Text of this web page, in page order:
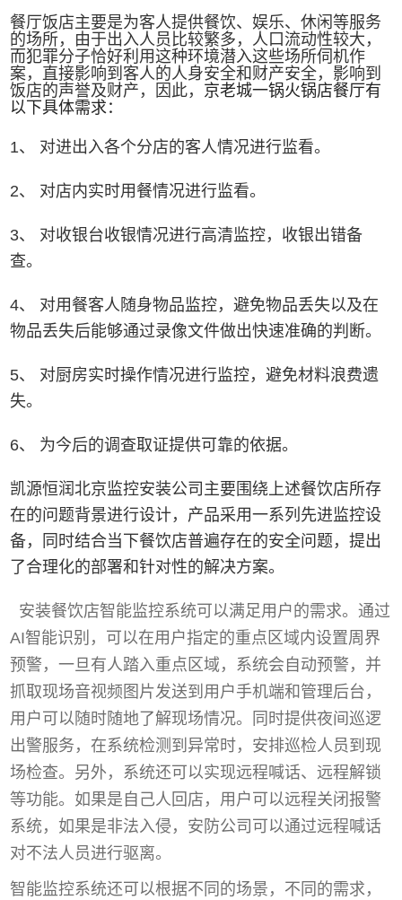
餐厅饭店主要是为客人提供餐饮、娱乐、休闲等服务
的场所，由于出入人员比较繁多，人口流动性较大，
而犯罪分子恰好利用这种环境潜入这些场所伺机作
案，直接影响到客人的人身安全和财产安全，影响到
饭店的声誉及财产，因此， 京老城一锅火锅店餐厅有
以下具体需求：
1、 对进出入各个分店的客人情况进行监看。
2、 对店内实时用餐情况进行监看。
3、 对收银台收银情况进行高清监控，收银出错备
查。
4、 对用餐客人随身物品监控，避免物品丢失以及在
物品丢失后能够通过录像文件做出快速准确的判断。
5、 对厨房实时操作情况进行监控，避免材料浪费遗
失。
6、 为今后的调查取证提供可靠的依据。
凯源恒润北京监控安装公司主要围绕上述餐饮店所存
在的问题背景进行设计，产品采用一系列先进监控设
备，同时结合当下餐饮店普遍存在的安全问题，提出
了合理化的部署和针对性的解决方案。
安装餐饮店智能监控系统可以满足用户的需求。通过
AI智能识别，可以在用户指定的重点区域内设置周界
预警，一旦有人踏入重点区域，系统会自动预警，并
抓取现场音视频图 片发送到用户手机端和管理后台，
用户可以随时随地了解现场情况。同时提供夜间巡逻
出警服务，在系统检测到异常时，安排巡检人员到现
场检查。另外，系统还可以实现远程喊话、远程解锁
等功能。如果是自己人回店，用户可以远程关闭报警
系统，如果是非法入侵，安防公司可以通过远程喊话
对不法人员进行驱离。
智能监控系统还可以根据不同的场景，不同的需求，